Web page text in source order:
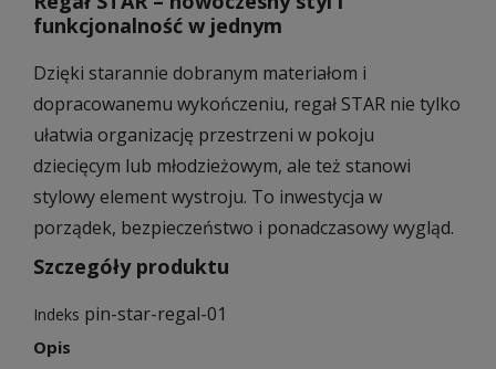
funkcjonalność w jednym
Dzięki starannie dobranym materiałom i
dopracowanemu wykończeniu, regał STAR nie tylko
ułatwia organizację przestrzeni w pokoju
dziecięcym lub młodzieżowym, ale też stanowi
stylowy element wystroju. To inwestycja w
porządek, bezpieczeństwo i ponadczasowy wygląd.
Szczegóły produktu
Indeks pin-star-regal-01
Opis